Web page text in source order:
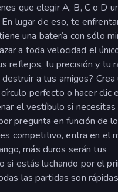
que elegir A, B, C o D
lugar de eso, te
una batería con sólo
a toda velocidad el
reflejos, tu precisión y tu
a tus amigos? Crea
perfecto o hacer clic
el vestíbulo si necesitas
pregunta en función de lo
competitivo, entra en el
más duros serán tus
si estás luchando por el
las partidas son